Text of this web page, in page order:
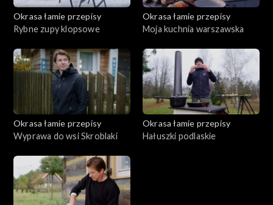
Okrasa łamie przepisy
Rybne zupy klopsowe
Okrasa łamie przepisy
Moja kuchnia warszawska
Okrasa łamie przepisy
Wyprawa do wsi Skroblaki
Okrasa łamie przepisy
Hałuszki podlaskie